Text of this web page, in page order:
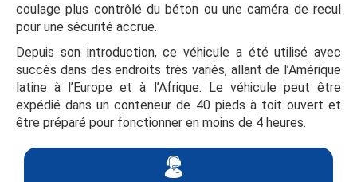
coulage plus contrôlé du béton ou une caméra de recul
pour une sécurité accrue.
Depuis son introduction, ce véhicule a été utilisé avec
succès dans des endroits très variés, allant de l’Amérique
latine à l’Europe et à l’Afrique. Le véhicule peut être
expédié dans un conteneur de 40 pieds à toit ouvert et
être préparé pour fonctionner en moins de 4 heures.